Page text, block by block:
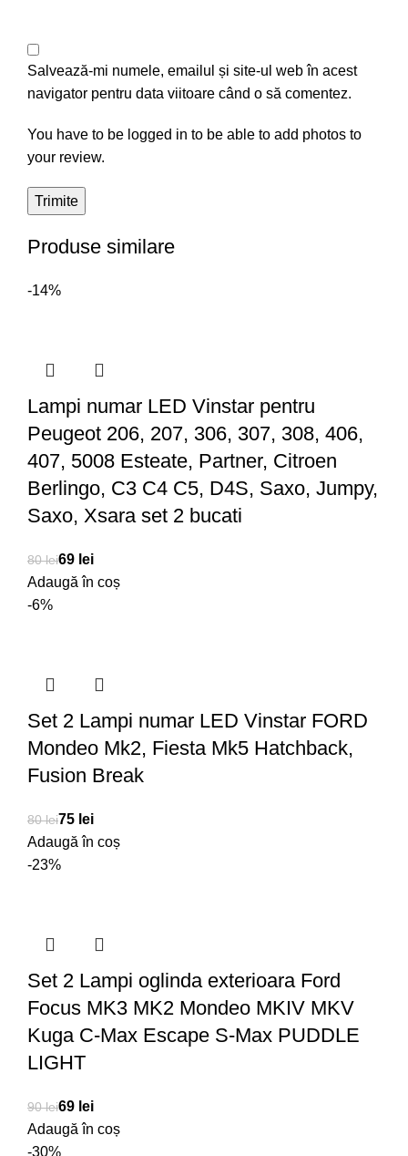
Salvează-mi numele, emailul și site-ul web în acest
navigator pentru data viitoare când o să comentez.
You have to be logged in to be able to add photos to
your review.
Produse similare
-14%
Lampi numar LED Vinstar pentru
Peugeot 206, 207, 306, 307, 308, 406,
407, 5008 Esteate, Partner, Citroen
Berlingo, C3 C4 C5, D4S, Saxo, Jumpy,
Saxo, Xsara set 2 bucati
80lei69 lei
Adaugă în coș
-6%
Set 2 Lampi numar LED Vinstar FORD
Mondeo Mk2, Fiesta Mk5 Hatchback,
Fusion Break
80lei75 lei
Adaugă în coș
-23%
Set 2 Lampi oglinda exterioara Ford
Focus MK3 MK2 Mondeo MKIV MKV
Kuga C-Max Escape S-Max PUDDLE
LIGHT
90lei69 lei
Adaugă în coș
-30%